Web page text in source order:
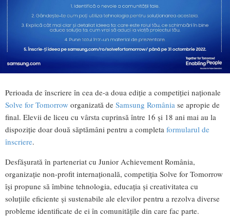
Perioada de înscriere în cea de-a doua ediție a competiției naționale
Solve for Tomorrow organizată de Samsung România se apropie de
final. Elevii de liceu cu vârsta cuprinsă între 16 și 18 ani mai au la
dispoziție doar două săptămâni pentru a completa formularul de
înscriere.
Desfășurată în parteneriat cu Junior Achievement România,
organizație non-profit internațională, competiția Solve for Tomorrow
își propune să îmbine tehnologia, educația și creativitatea cu
soluțiile eficiente și sustenabile ale elevilor pentru a rezolva diverse
probleme identificate de ei în comunitățile din care fac parte.